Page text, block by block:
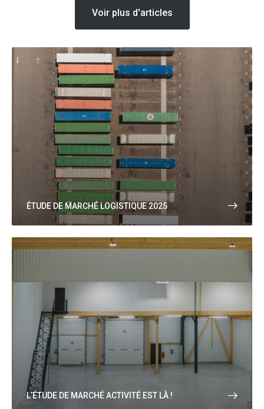
Voir plus d'articles
ÉTUDE DE MARCHÉ LOGISTIQUE 2025
L’ÉTUDE DE MARCHÉ ACTIVITÉ EST LÀ !